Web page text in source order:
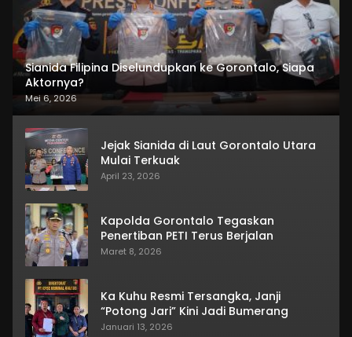
Sianida Filipina Diselundupkan ke Gorontalo, Siapa
Aktornya?
Mei 6, 2026
Jejak Sianida di Laut Gorontalo Utara
Mulai Terkuak
April 23, 2026
Kapolda Gorontalo Tegaskan
Penertiban PETI Terus Berjalan
Maret 8, 2026
Ka Kuhu Resmi Tersangka, Janji
“Potong Jari” Kini Jadi Bumerang
Januari 13, 2026